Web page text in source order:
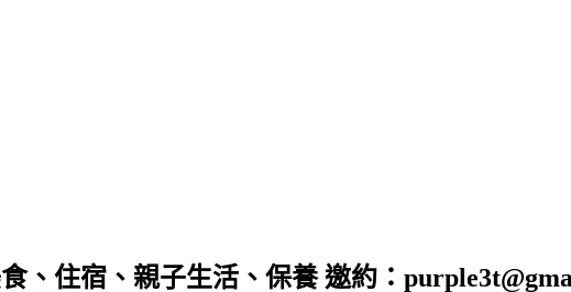
、住宿、親子生活、保養 邀約：